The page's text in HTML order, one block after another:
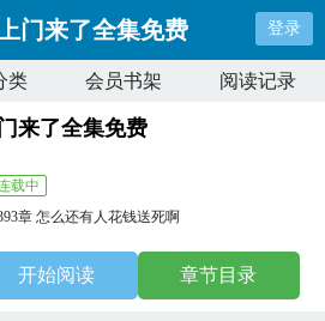
门来了全集免费 登录
类 会员书架 阅读记录
来了全集免费
载中
章 怎么还有人花钱送死啊
开始阅读 章节目录